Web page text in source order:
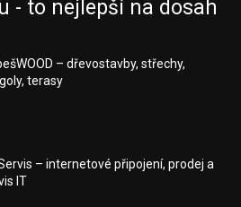
- to nejlepší na dosah
– dřevostavby, střechy,
terasy
– internetové připojení, prodej a
IT